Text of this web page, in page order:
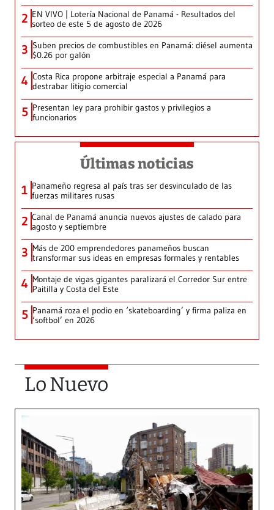
2 EN VIVO | Lotería Nacional de Panamá - Resultados del
sorteo de este 5 de agosto de 2026
3 Suben precios de combustibles en Panamá: diésel aumenta
$0.26 por galón
4 Costa Rica propone arbitraje especial a Panamá para
destrabar litigio comercial
5 Presentan ley para prohibir gastos y privilegios a
funcionarios
Últimas noticias
1 Panameño regresa al país tras ser desvinculado de las
fuerzas militares rusas
2 Canal de Panamá anuncia nuevos ajustes de calado para
agosto y septiembre
3 Más de 200 emprendedores panameños buscan
transformar sus ideas en empresas formales y rentables
4 Montaje de vigas gigantes paralizará el Corredor Sur entre
Paitilla y Costa del Este
5 Panamá roza el podio en ‘skateboarding’ y firma paliza en
‘softbol’ en 2026
Lo Nuevo